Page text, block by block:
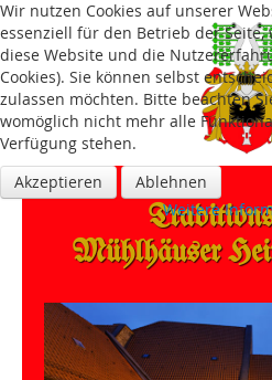
Mühlhäuser
Wir nutzen Cookies auf unserer
essenziell für den Betrieb der
diese Website und die
Cookies). Sie können selbst
zulassen möchten. Bitte beachten
womöglich nicht mehr alle
Verfügung stehen.
Akzeptieren
Ablehnen
Weitere